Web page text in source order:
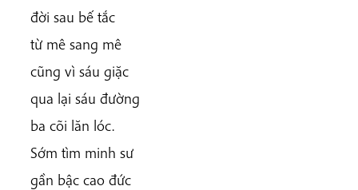
đời sau bế tắc
từ mê sang mê
cũng vì sáu giặc
qua lại sáu đường
ba cõi lăn lóc.
Sớm tìm minh sư
gần bậc cao đức